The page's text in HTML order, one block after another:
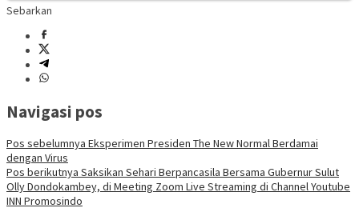
Sebarkan
Navigasi pos
Pos sebelumnya Eksperimen Presiden The New Normal Berdamai
dengan Virus
Pos berikutnya Saksikan Sehari Berpancasila Bersama Gubernur Sulut
Olly Dondokambey, di Meeting Zoom Live Streaming di Channel Youtube
INN Promosindo